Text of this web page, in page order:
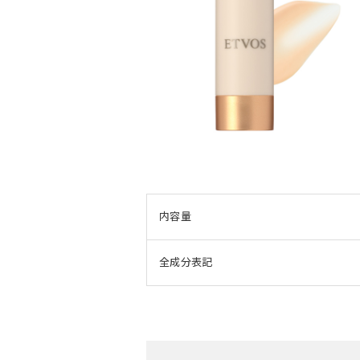
内容量
全成分表記